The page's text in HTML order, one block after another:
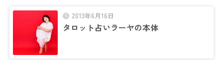
2013年6月16日
タロット占いラーヤの本体